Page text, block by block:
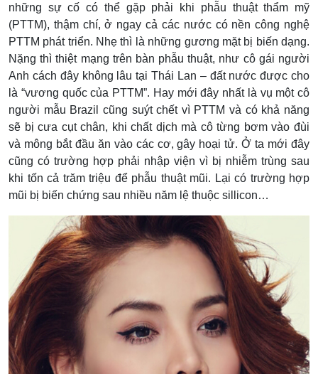
những sự cố có thể gặp phải khi phẫu thuật thẩm mỹ
(PTTM), thậm chí, ở ngay cả các nước có nền công nghệ
PTTM phát triển. Nhẹ thì là những gương mặt bị biến dạng.
Nặng thì thiệt mạng trên bàn phẫu thuật, như cô gái người
Anh cách đây không lâu tại Thái Lan – đất nước được cho
là “vương quốc của PTTM”. Hay mới đây nhất là vụ một cô
người mẫu Brazil cũng suýt chết vì PTTM và có khả năng
sẽ bị cưa cụt chân, khi chất dịch mà cô từng bơm vào đùi
và mông bắt đầu ăn vào các cơ, gây hoại tử. Ở ta mới đây
cũng có trường hợp phải nhập viện vì bị nhiễm trùng sau
khi tốn cả trăm triệu để phẫu thuật mũi. Lại có trường hợp
mũi bị biến chứng sau nhiều năm lệ thuộc sillicon…